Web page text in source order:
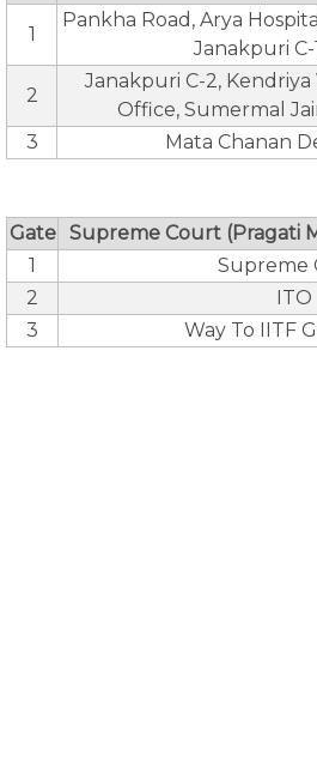
1
Pankha Road, Arya
Janakpuri C-
2
Janakpuri C-2, Kendriya
Office, Sumermal
3
Mata Chanan
Gate
Supreme Court (Pragati
1
Supreme
2
ITO
3
Way To IITF